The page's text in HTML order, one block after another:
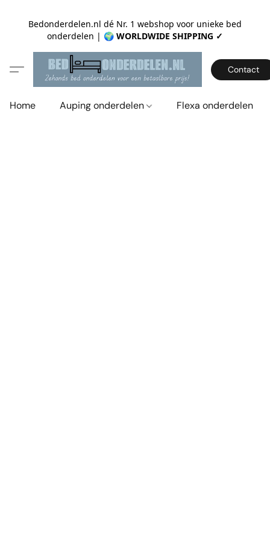
Bedonderdelen.nl dé Nr. 1 webshop voor unieke bed
onderdelen | 🌍 WORLDWIDE SHIPPING ✓
Contact
Home Auping onderdelen Flexa onderdelen